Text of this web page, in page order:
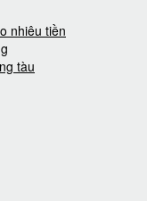
nhiêu tiền
tàu